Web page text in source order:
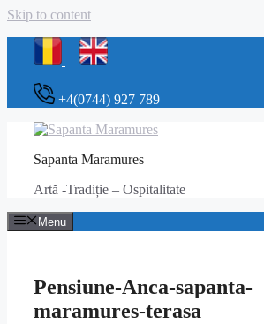
Skip to content
+4(0744) 927 789
Sapanta Maramures
Artă -Tradiție – Ospitalitate
Menu
Pensiune-Anca-sapanta-
maramures-terasa